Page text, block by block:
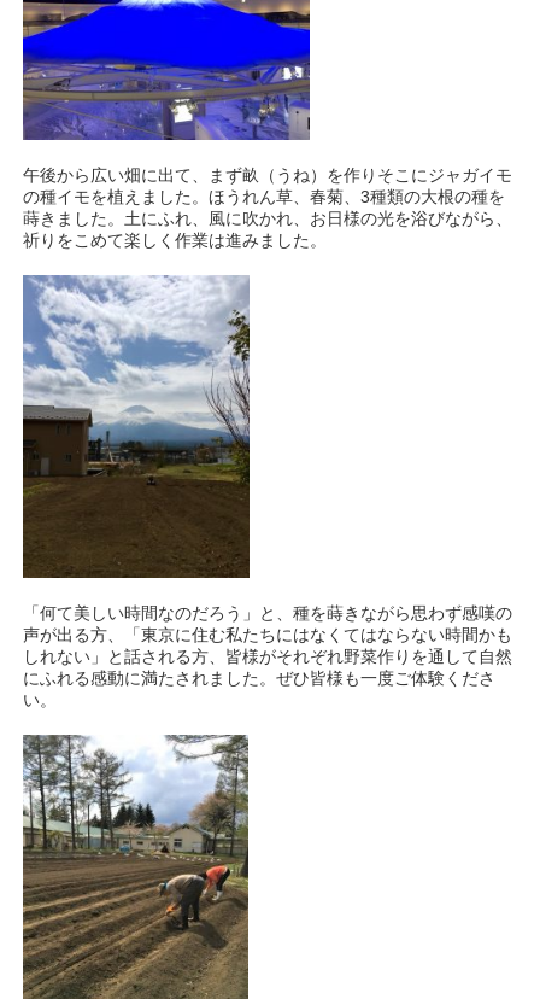
午後から広い畑に出て、まず畝（うね）を作りそこにジャガイモ
の種イモを植えました。ほうれん草、春菊、3種類の大根の種を
蒔きました。土にふれ、風に吹かれ、お日様の光を浴びながら、
祈りをこめて楽しく作業は進みました。
「何て美しい時間なのだろう」と、種を蒔きながら思わず感嘆の
声が出る方、「東京に住む私たちにはなくてはならない時間かも
しれない」と話される方、皆様がそれぞれ野菜作りを通して自然
にふれる感動に満たされました。ぜひ皆様も一度ご体験くださ
い。